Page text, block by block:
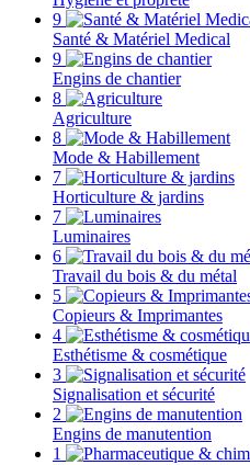
9
Santé & Matériel Medical
9
Engins de chantier
8
Agriculture
8
Mode & Habillement
7
Horticulture & jardins
7
Luminaires
6
Travail du bois & du métal
5
Copieurs & Imprimantes
4
Esthétisme & cosmétique
3
Signalisation et sécurité
2
Engins de manutention
1